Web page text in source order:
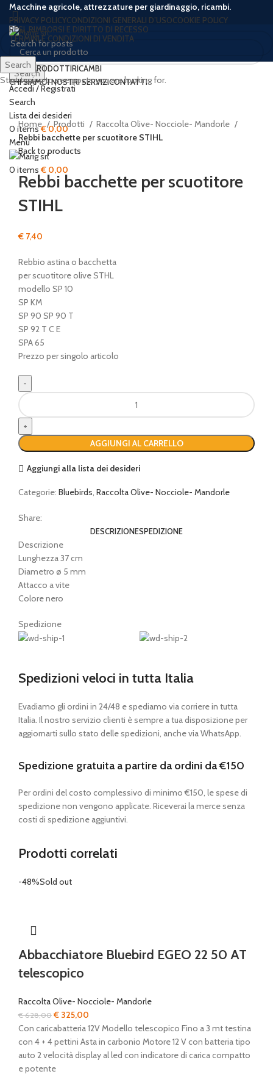
Macchine agricole, attrezzature per giardinaggio, ricambi.
PRIVACY POLICYCONDIZIONI GENERALI D’USOCOOKIE POLICY
RESI, RIMBORSI E DIRITTO DI RECESSO
TERMINI E CONDIZIONI DI VENDITA
Search
Accedi / Registrati
Search
Lista dei desideri
0 items€0,00
Menu
0 items € 0,00
HOME PRODOTTIRICAMBI
CHI SIAMOI NOSTRI SERVIZICONTATTI
Click to enlarge
Home
Prodotti
Raccolta Olive- Nocciole- Mandorle
Rebbi bacchette per scuotitore STIHL
Back to products
Rebbi bacchette per scuotitore
STIHL
€ 7,40
Rebbio astina o bacchetta
per scuotitore olive STHL
modello SP 10
SP KM
SP 90 SP 90 T
SP 92 T C E
SPA 65
Prezzo per singolo articolo
Rebbi
bacchette
per
scuotitore
STIHL
quantità
AGGIUNGI AL CARRELLO
Aggiungi alla lista dei desideri
Categorie: Bluebirds Raccolta Olive- Nocciole- Mandorle
Share:
DESCRIZIONESPEDIZIONE
Descrizione
Lunghezza 37 cm
Diametro ø 5 mm
Attacco a vite
Colore nero
Spedizione
Spedizioni veloci in tutta Italia
Evadiamo gli ordini in 24/48 e spediamo via corriere in tutta
Italia. Il nostro servizio clienti è sempre a tua disposizione per
aggiornarti sullo stato delle spedizioni, anche via WhatsApp.
Spedizione gratuita a partire da ordini da €150
Per ordini del costo complessivo di minimo €150, le spese di
spedizione non vengono applicate. Riceverai la merce senza
costi di spedizione aggiuntivi.
Prodotti correlati
-48%Sold out
Abbacchiatore Bluebird EGEO 22 50 AT
telescopico
Raccolta Olive- Nocciole- Mandorle
€628,00Il
prezzo
originale
era:
€ 628,00.
€ 325,00
prezzo
attuale
è:
Con caricabatteria 12V Modello telescopico Fino a 3 mt testina
con 4 + 4 pettini Asta in carbonio Motore 12 V con batteria tipo
auto 2 velocità display al led con indicatore di carica compatto
e potente
Search
Start typing to see posts you are looking for.